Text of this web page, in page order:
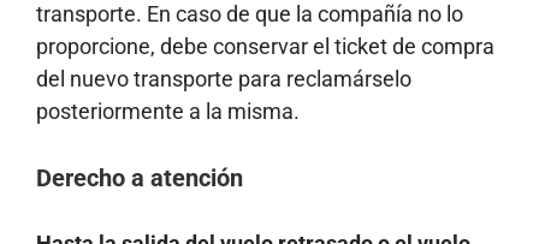
transporte. En caso de que la compañía no lo
proporcione, debe conservar el ticket de compra
del nuevo transporte para reclamárselo
posteriormente a la misma.
Derecho a atención